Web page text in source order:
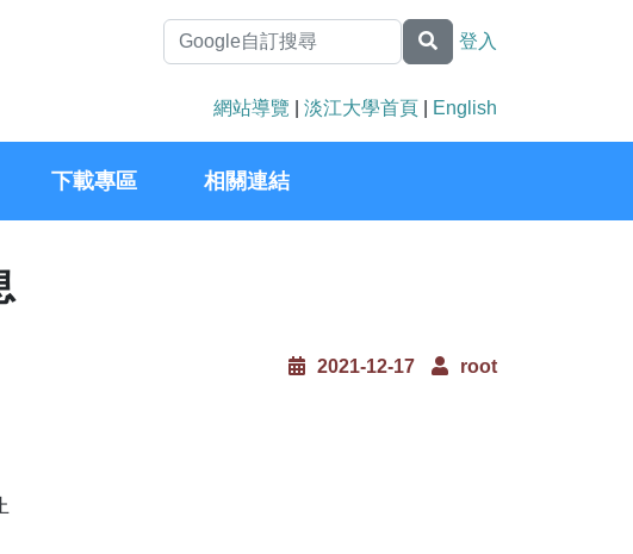
登入
網站導覽 淡江大學首頁 English
下載專區 相關連結
2021-12-17 root